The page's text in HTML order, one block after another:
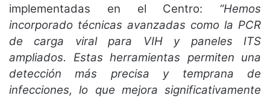
implementadas en el Centro: “Hemos
incorporado técnicas avanzadas como la PCR
de carga viral para VIH y paneles ITS
ampliados. Estas herramientas permiten una
detección más precisa y temprana de
infecciones, lo que mejora significativamente